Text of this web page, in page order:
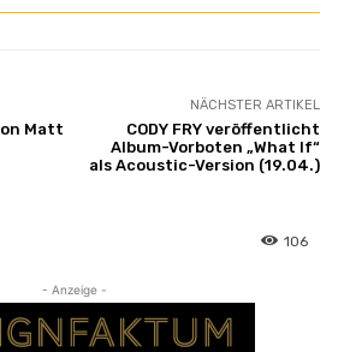
Matt
NÄCHSTER ARTIKEL
CODY FRY veröffentlicht
Album-Vorboten „What If“
als Acoustic-Version (19.04.)
106
- Anzeige -